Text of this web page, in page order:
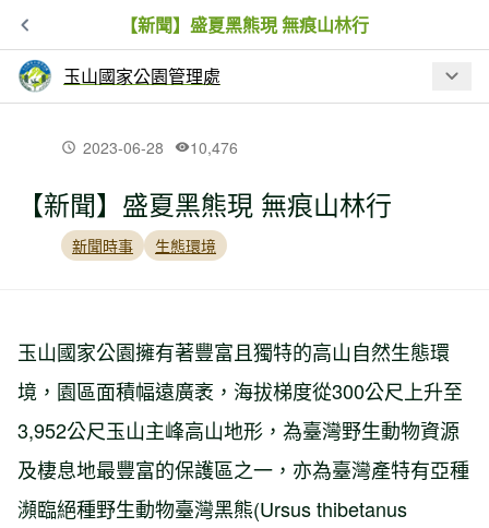
【新聞】盛夏黑熊現 無痕山林行
玉山國家公園管理處
最新文章
【活動】玉山東部園區-拉庫拉庫低碳人
文生態走讀遊程體驗系列活動,開始報名
出 ——《阿里山山椒魚觀察札記》
2023-06-28 10,476
【新聞】盛夏黑熊現 無痕山林行
新聞時事 生態環境
玉山國家公園擁有著豐富且獨特的高山自然生態環
境，園區面積幅遠廣袤，海拔梯度從300公尺上升至
3,952公尺玉山主峰高山地形，為臺灣野生動物資源
及棲息地最豐富的保護區之一，亦為臺灣產特有亞種
瀕臨絕種野生動物臺灣黑熊(Ursus thibetanus